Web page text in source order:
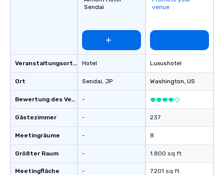
Veranstaltungsortstyp
Ort
Bewertung des Veranstaltungsortes
Gästezimmer
Meetingräume
Größter Raum
Meetingfläche
Sendai
Hotel
Sendai, JP
-
-
-
-
-
venue
Luxushotel
Washington, US
237
8
1.800 sq ft
7.201 sq ft